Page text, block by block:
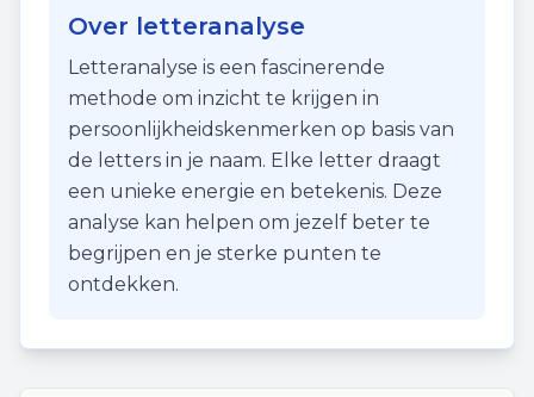
Over letteranalyse
Letteranalyse is een fascinerende
methode om inzicht te krijgen in
persoonlijkheidskenmerken op basis van
de letters in je naam. Elke letter draagt
een unieke energie en betekenis. Deze
analyse kan helpen om jezelf beter te
begrijpen en je sterke punten te
ontdekken.